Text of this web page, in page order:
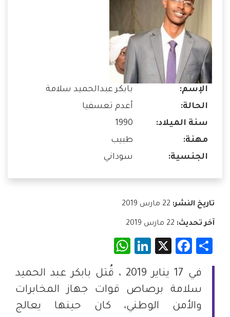
الإسم:
بابكر عبدالحميد سلامة
الحالة:
أعدم تعسفيا
سنة الميلاد:
1990
مهنة:
طبيب
الجنسية:
سوداني
تاريخ النشر:
آخر تحديث:
Share
Facebook
LinkedIn
في 17 يناير 2019 ، قُتل بابكر عبد الحميد
سلامة برصاص قوات جهاز المخابرات
والأمن الوطني، كان حينها يعالج